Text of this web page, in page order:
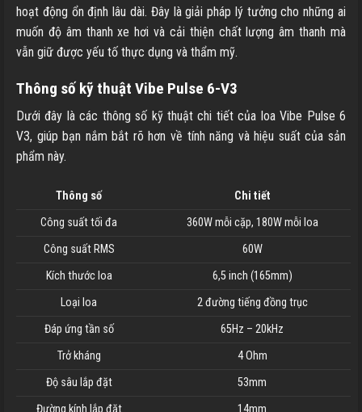
hoạt động ổn định lâu dài. Đây là giải pháp lý tưởng cho những ai
muốn độ âm thanh xe hơi và cải thiện chất lượng âm thanh mà
vẫn giữ được yếu tố thực dụng và thẩm mỹ.
Thông số kỹ thuật Vibe Pulse 6-V3
Dưới đây là các thông số kỹ thuật chi tiết của loa Vibe Pulse 6
V3, giúp bạn nắm bắt rõ hơn về tính năng và hiệu suất của sản
phẩm này.
Thông số
Chi tiết
Công suất tối đa
360W mỗi cặp, 180W mỗi loa
Công suất RMS
60W
Kích thước loa
6,5 inch (165mm)
Loại loa
2 đường tiếng đồng trục
Đáp ứng tần số
65Hz – 20kHz
Trở kháng
4 Ohm
Độ sâu lắp đặt
53mm
Đường kính lắp đặt
14mm